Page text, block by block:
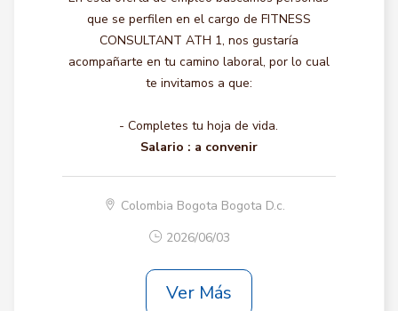
que se perfilen en el cargo de FITNESS
CONSULTANT ATH 1, nos gustaría
acompañarte en tu camino laboral, por lo cual
te invitamos a que:
- Completes tu hoja de vida.
Salario : a convenir
Colombia Bogota Bogota D.c.
2026/06/03
Ver Más